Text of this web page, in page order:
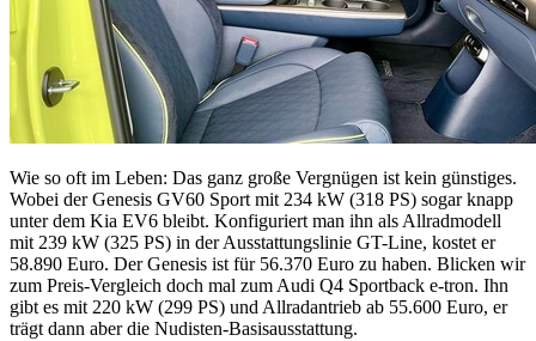
Wie so oft im Leben: Das ganz große Vergnügen ist kein günstiges.
Wobei der Genesis GV60 Sport mit 234 kW (318 PS) sogar knapp
unter dem Kia EV6 bleibt. Konfiguriert man ihn als Allradmodell
mit 239 kW (325 PS) in der Ausstattungslinie GT-Line, kostet er
58.890 Euro. Der Genesis ist für 56.370 Euro zu haben. Blicken wir
zum Preis-Vergleich doch mal zum Audi Q4 Sportback e-tron. Ihn
gibt es mit 220 kW (299 PS) und Allradantrieb ab 55.600 Euro, er
trägt dann aber die Nudisten-Basisausstattung.